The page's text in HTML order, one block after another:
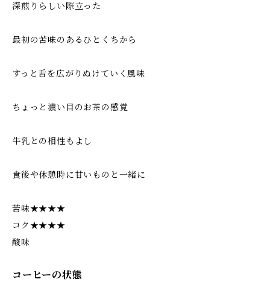
深煎りらしい際立った
最初の苦味のあるひとくちから
すっと舌を広がりぬけていく風味
ちょっと濃い目のお茶の感覚
牛乳との相性もよし
食後や休憩時に甘いものと一緒に
苦味★★★★
コク★★★★
酸味
コーヒーの状態